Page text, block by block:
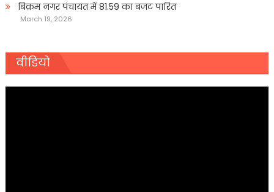
बिक्रम नगर पंचायत में 81.59 का बजट पारित
March 19, 2026
वीडियो